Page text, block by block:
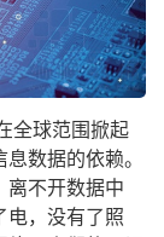
全球范围掀起
数据的依赖。
离不开数据中
电，没有了照